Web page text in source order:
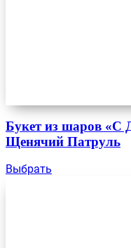
Букет из шаров «С
Щенячий Патруль
Выбрать